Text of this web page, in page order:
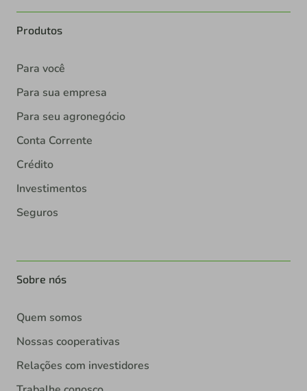
Produtos
Para você
Para sua empresa
Para seu agronegócio
Conta Corrente
Crédito
Investimentos
Seguros
Sobre nós
Quem somos
Nossas cooperativas
Relações com investidores